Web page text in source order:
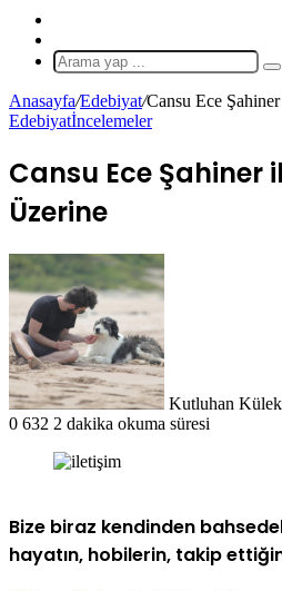
Makale
...
Anasayfa/Edebiyat/Cansu Ece
Edebiyatİncelemeler
Cansu Ece Şahiner
Üzerine
Kutluhan
0 632 2 dakika okuma süresi
Bize biraz kendinden
hayatın, hobilerin, takip